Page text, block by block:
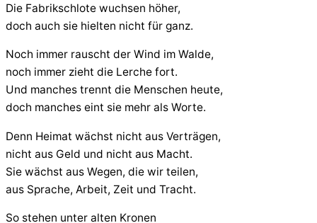
Die Fabrikschlote wuchsen höher,
doch auch sie hielten nicht für ganz.
Noch immer rauscht der Wind im Walde,
noch immer zieht die Lerche fort.
Und manches trennt die Menschen heute,
doch manches eint sie mehr als Worte.
Denn Heimat wächst nicht aus Verträgen,
nicht aus Geld und nicht aus Macht.
Sie wächst aus Wegen, die wir teilen,
aus Sprache, Arbeit, Zeit und Tracht.
So stehen unter alten Kronen